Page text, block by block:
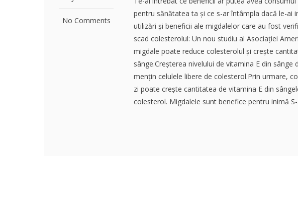
No Comments
pentru sănătatea ta și ce s-ar întâmpla dacă le-ai
utilizări și beneficii ale migdalelor care au fost
scad colesterolul: Un nou studiu al Asociației
migdale poate reduce colesterolul și crește
sânge.Creșterea nivelului de vitamina E din
mențin celulele libere de colesterol.Prin urmare,
zi poate crește cantitatea de vitamina E din
colesterol. Migdalele sunt benefice pentru inimă S-